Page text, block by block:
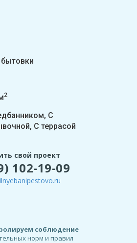
2
С
С террасой
свой проект
102-19-09
соблюдение
норм и правил